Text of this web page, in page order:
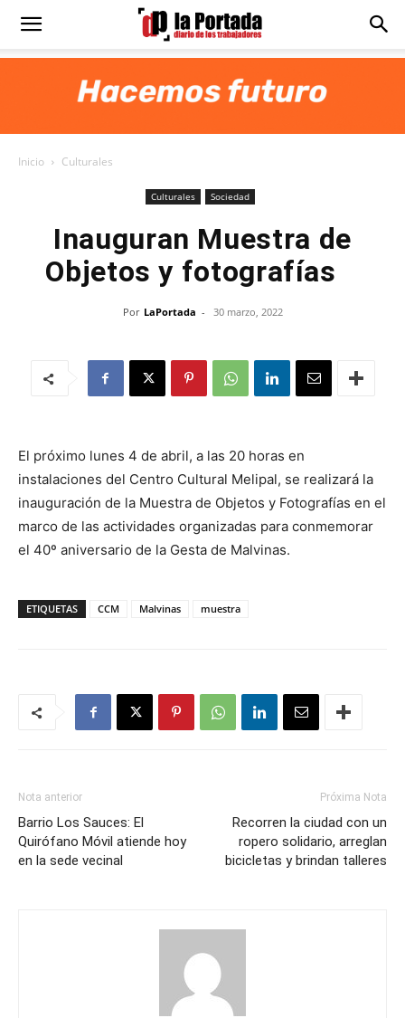
Diario
Inicio Culturales
Culturales Sociedad
Inauguran Muestra de
Objetos y fotografías
Por LaPortada - 30 marzo, 2022
El próximo lunes 4 de abril, a las 20 horas en
instalaciones del Centro Cultural Melipal, se realizará la
inauguración de la Muestra de Objetos y Fotografías en el
marco de las actividades organizadas para conmemorar
el 40º aniversario de la Gesta de Malvinas.
ETIQUETAS CCM Malvinas muestra
Nota anterior
Barrio Los Sauces: El
Quirófano Móvil atiende hoy
en la sede vecinal
Próxima Nota
Recorren la ciudad con un
ropero solidario, arreglan
bicicletas y brindan talleres